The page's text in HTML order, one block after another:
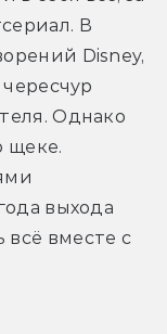
В
Disney,
Однако
щеке.
выхода
вместе с